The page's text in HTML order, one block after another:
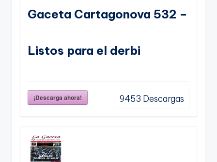
Gaceta Cartagonova 532 –
Listos para el derbi
¡Descarga ahora! 9453 Descargas